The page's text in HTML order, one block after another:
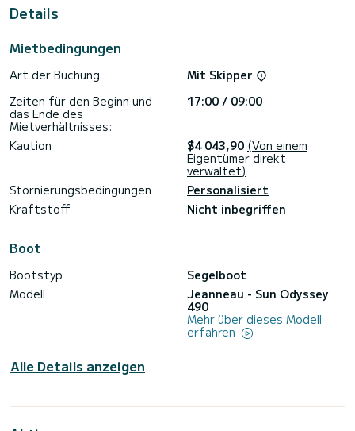
Für Ihren Komfort verfügt Kalm über 4 Toiletten mit Dusche
ausgestattet: Autopilot, Bugstrahlruder, USB-Steckdose,
Charterbedingungen? Schicken Sie uns einfach eine
Nachricht auf SamBoat, unsere Mitarbeiter beantworten
Details
Mietbedingungen
Art der Buchung
Mit Skipper
Zeiten für den Beginn und
das Ende des
Mietverhältnisses:
17:00 / 09:00
Kaution $4 043,90 (Von einem
Eigentümer direkt
verwaltet)
Stornierungsbedingungen
Personalisiert
Kraftstoff
Nicht inbegriffen
Boot
Bootstyp
Segelboot
Modell
Jeanneau - Sun Odyssey
490
Mehr über dieses Modell
erfahren
Alle Details anzeigen